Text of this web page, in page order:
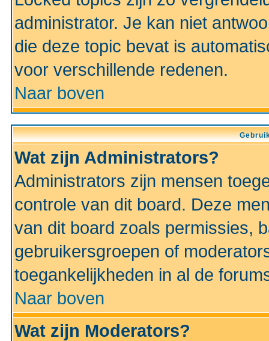
administrator. Je kan niet
die deze topic bevat is
voor verschillende redenen.
Naar boven
Wat zijn Administrators?
Administrators zijn mensen
controle van dit board. Deze
van dit board zoals permissies,
gebruikersgroepen of
toegankelijkheden in al de
Naar boven
Wat zijn Moderators?